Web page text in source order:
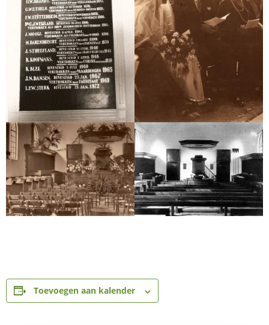
Toevoegen aan kalender